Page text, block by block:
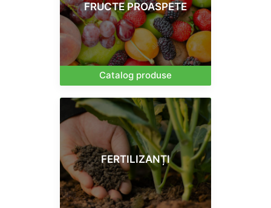
FRUCTE PROASPETE
Catalog produse
FERTILIZANȚI